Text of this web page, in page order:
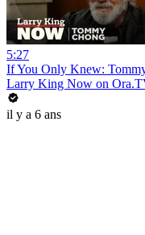
5:27
If You Only Knew:
Larry King Now on
il y a 6 ans